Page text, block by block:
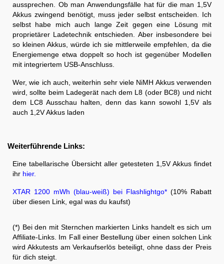
aussprechen. Ob man Anwendungsfälle hat für die man 1,5V
Akkus zwingend benötigt, muss jeder selbst entscheiden. Ich
selbst habe mich auch lange Zeit gegen eine Lösung mit
proprietärer Ladetechnik entschieden. Aber insbesondere bei
so kleinen Akkus, würde ich sie mittlerweile empfehlen, da die
Energiemenge etwa doppelt so hoch ist gegenüber Modellen
mit integriertem USB-Anschluss.
Wer, wie ich auch, weiterhin sehr viele NiMH Akkus verwenden
wird, sollte beim Ladegerät nach dem L8 (oder BC8) und nicht
dem LC8 Ausschau halten, denn das kann sowohl 1,5V als
auch 1,2V Akkus laden
Weiterführende Links:
Eine tabellarische Übersicht aller getesteten 1,5V Akkus findet
ihr hier.
XTAR 1200 mWh (blau-weiß) bei Flashlightgo* (10% Rabatt
über diesen Link, egal was du kaufst)
(*) Bei den mit Sternchen markierten Links handelt es sich um
Affiliate-Links. Im Fall einer Bestellung über einen solchen Link
wird Akkutests am Verkaufserlös beteiligt, ohne dass der Preis
für dich steigt.